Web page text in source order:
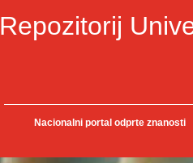
Repozitorij
Nacionalni portal odprte znanosti